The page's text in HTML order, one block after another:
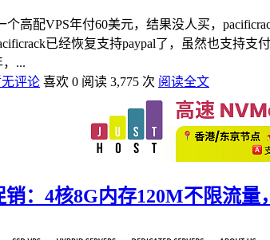
个高配VPS年付60美元，结果没人买，
已经恢复支持paypal了，虽然也支持
...
评论 喜欢 0 阅读 3,775 次 阅读全文
：4核8G内存120M不限流量